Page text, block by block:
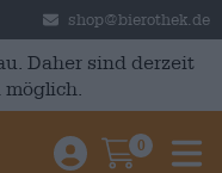
shop@bierothek.de
Daher sind derzeit
Einloggen /
0